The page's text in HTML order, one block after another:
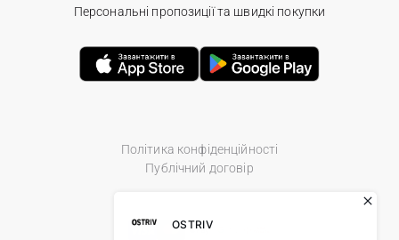
Політика конфіденційності
Публічний договір
Персональні пропозиції та швидкі покупки